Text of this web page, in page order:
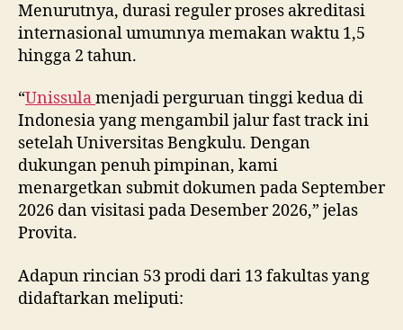
Menurutnya, durasi reguler proses akreditasi
internasional umumnya memakan waktu 1,5
hingga 2 tahun.
“Unissulamenjadi perguruan tinggi kedua di
Indonesia yang mengambil jalur fast track ini
setelah Universitas Bengkulu. Dengan
dukungan penuh pimpinan, kami
menargetkan submit dokumen pada September
2026 dan visitasi pada Desember 2026,” jelas
Provita.
Adapun rincian 53 prodi dari 13 fakultas yang
didaftarkan meliputi: